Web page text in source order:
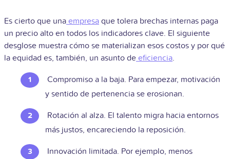
Es cierto que una empresa que tolera brechas internas paga
un precio alto en todos los indicadores clave. El siguiente
desglose muestra cómo se materializan esos costos y por qué
la equidad es, también, un asunto de eficiencia.
Compromiso a la baja. Para empezar, motivación
y sentido de pertenencia se erosionan.
Rotación al alza. El talento migra hacia entornos
más justos, encareciendo la reposición.
Innovación limitada. Por ejemplo, menos